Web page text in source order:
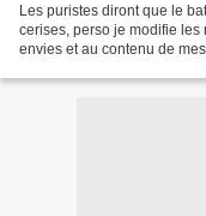
Les puristes diront que le
cerises, perso je modifie les
envies et au contenu de